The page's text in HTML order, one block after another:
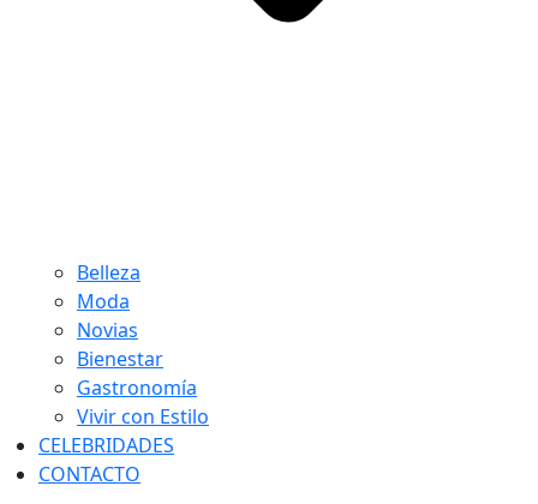
Belleza
Moda
Novias
Bienestar
Gastronomía
Vivir con Estilo
CELEBRIDADES
CONTACTO